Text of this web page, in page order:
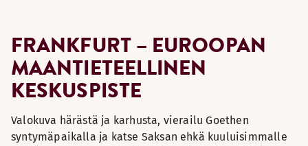
FRANKFURT – EUROOPAN
MAANTIETEELLINEN
KESKUSPISTE
Valokuva härästä ja karhusta, vierailu Goethen
syntymäpaikalla ja katse Saksan ehkä kuuluisimmalle